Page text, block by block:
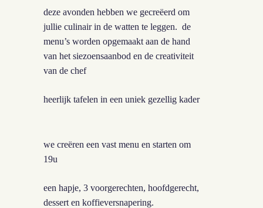
deze avonden hebben we gecreëerd om
jullie culinair in de watten te leggen. de
menu’s worden opgemaakt aan de hand
van het siezoensaanbod en de creativiteit
van de chef
heerlijk tafelen in een uniek gezellig kader
we creëren een vast menu en starten om
19u
een hapje, 3 voorgerechten, hoofdgerecht,
dessert en koffieversnapering.